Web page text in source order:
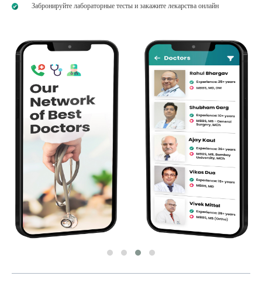
Забронируйте лабораторные тесты и закажите лекарства онлайн